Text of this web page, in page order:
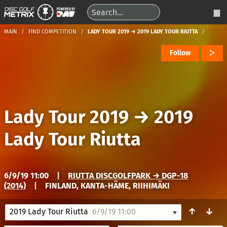
MAIN FIND COMPETITION LADY TOUR 2019 → 2019 LADY TOUR RIUTTA
Follow
Lady Tour 2019 →2019
Lady Tour Riutta
6/9/19 11:00
RIUTTA DISCGOLFPARK → DGP-18
(2014)
FINLAND, KANTA-HÄME, RIIHIMÄKI
2019 Lady Tour Riutta 6/9/19 11:00 ↑ ↓